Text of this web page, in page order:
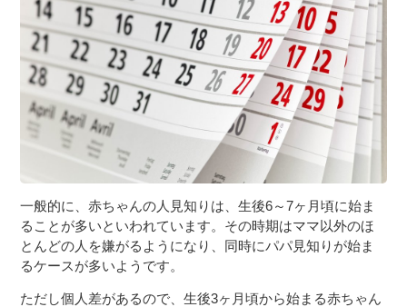
一般的に、赤ちゃんの人見知りは、生後6～7ヶ月頃に始ま
ることが多いといわれています。その時期はママ以外のほ
とんどの人を嫌がるようになり、同時にパパ見知りが始ま
るケースが多いようです。
ただし個人差があるので、生後3ヶ月頃から始まる赤ちゃん